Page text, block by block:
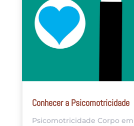
Conhecer a Psicomotricidade
Psicomotricidade Corpo